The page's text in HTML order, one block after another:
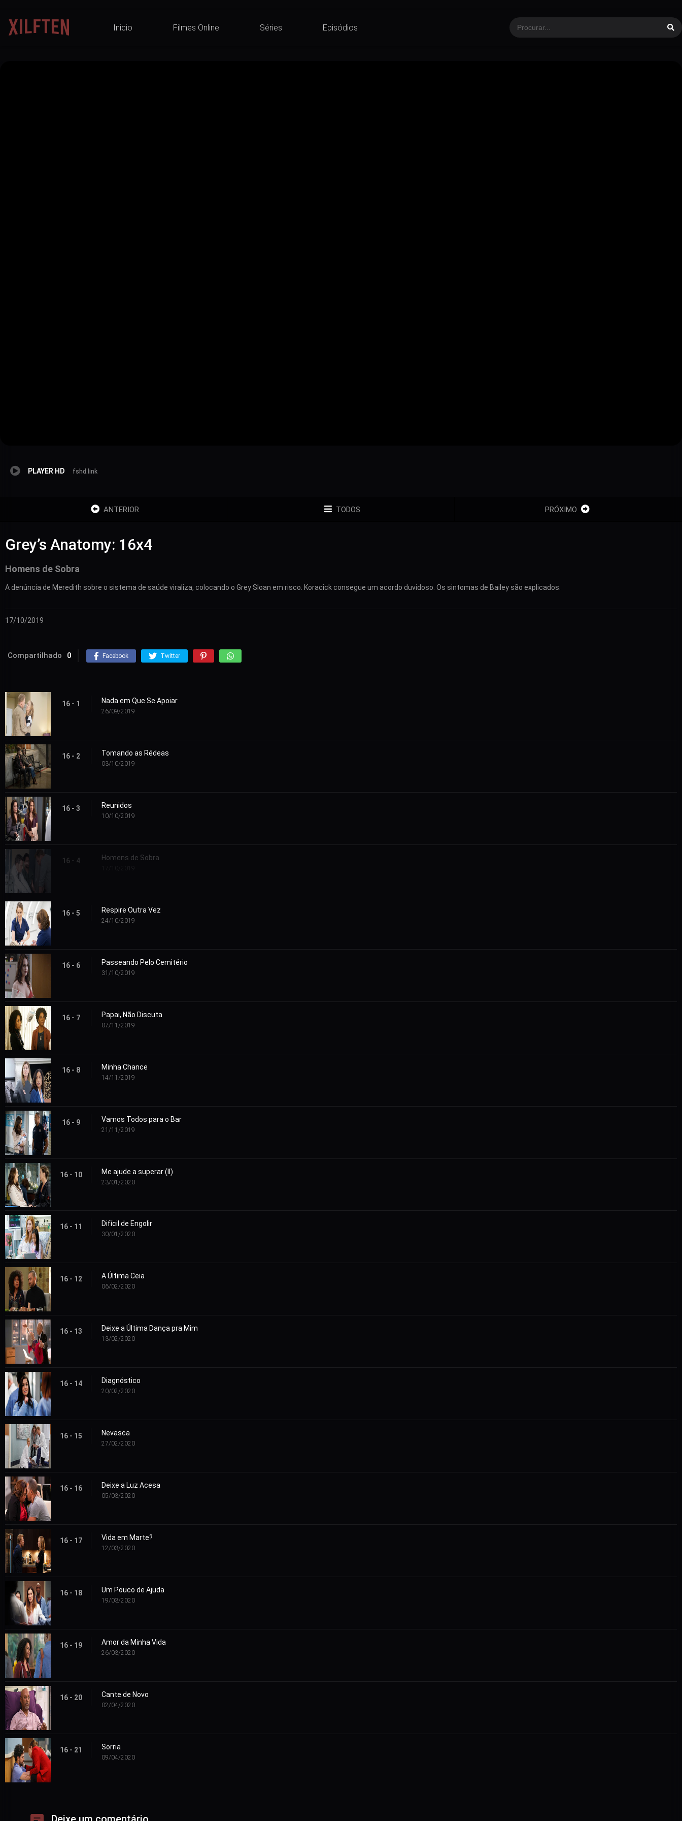
Inicio Filmes Online Séries Episódios
PLAYER HD fshd.link
ANTERIOR TODOS PRÓXIMO
Grey’s Anatomy: 16x4
Homens de Sobra
A denúncia de Meredith sobre o sistema de saúde viraliza, colocando o Grey Sloan em risco. Koracick consegue um acordo duvidoso. Os sintomas de Bailey são explicados.
17/10/2019
Compartilhado 0 Facebook Twitter
16 - 1 Nada em Que Se Apoiar
26/09/2019
16 - 2 Tomando as Rédeas
03/10/2019
16 - 3 Reunidos
10/10/2019
16 - 4 Homens de Sobra
16 - 5 Respire Outra Vez
24/10/2019
16 - 6 Passeando Pelo Cemitério
31/10/2019
16 - 7 Papai, Não Discuta
07/11/2019
16 - 8 Minha Chance
14/11/2019
16 - 9 Vamos Todos para o Bar
21/11/2019
16 - 10 Me ajude a superar (II)
23/01/2020
16 - 11 Difícil de Engolir
30/01/2020
16 - 12 A Última Ceia
06/02/2020
16 - 13 Deixe a Última Dança pra Mim
13/02/2020
16 - 14 Diagnóstico
20/02/2020
16 - 15 Nevasca
27/02/2020
16 - 16 Deixe a Luz Acesa
05/03/2020
16 - 17 Vida em Marte?
12/03/2020
16 - 18 Um Pouco de Ajuda
19/03/2020
16 - 19 Amor da Minha Vida
26/03/2020
16 - 20 Cante de Novo
02/04/2020
16 - 21 Sorria
09/04/2020